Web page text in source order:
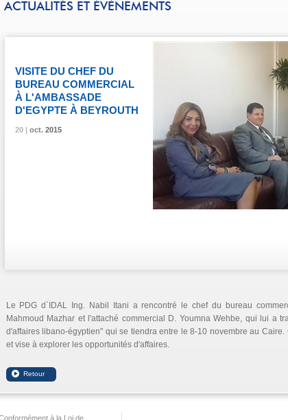
ACTUALITÉS ET ÉVÈNEMENTS
20 | oct.2015
VISITE DU CHEF DU
BUREAU COMMERCIAL
À L'AMBASSADE
D'EGYPTE À BEYROUTH
20 | oct.2015
20 | oct.2015
Le PDG d`IDAL Ing. Nabil Itani a rencontré le chef du bureau
Mahmoud Mazhar et l'attaché commercial D. Youmna Wehbe, qui lui a
d'affaires libano-égyptien" qui se tiendra entre le 8-10 novembre au
et vise à explorer les opportunités d'affaires.
à la Loi de